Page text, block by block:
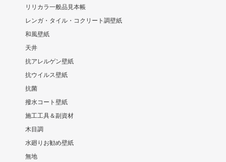
リリカラ一般品見本帳
レンガ・タイル・コクリート調壁紙
和風壁紙
天井
抗アレルゲン壁紙
抗ウイルス壁紙
抗菌
撥水コート壁紙
施工工具＆副資材
木目調
水廻りお勧め壁紙
無地